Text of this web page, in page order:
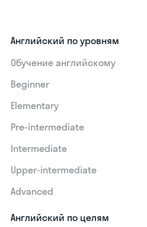
Английский по уровням
Обучение английскому
Beginner
Elementary
Pre-intermediate
Intermediate
Upper-intermediate
Advanced
Английский по целям